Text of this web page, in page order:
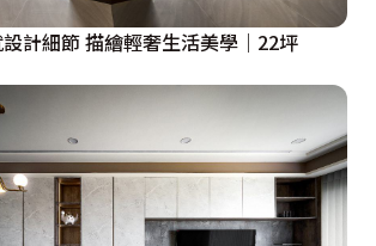
精就設計細節 描繪輕奢生活美學｜22坪